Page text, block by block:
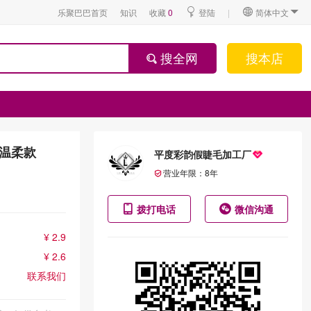
乐聚巴巴首页 知识 收藏0 登陆 | 简体中文
搜全网 搜本店
柔款
¥ 2.9
¥ 2.6
联系我们
平度彩韵假睫毛加工厂
营业年限： 8年
拨打电话 微信沟通